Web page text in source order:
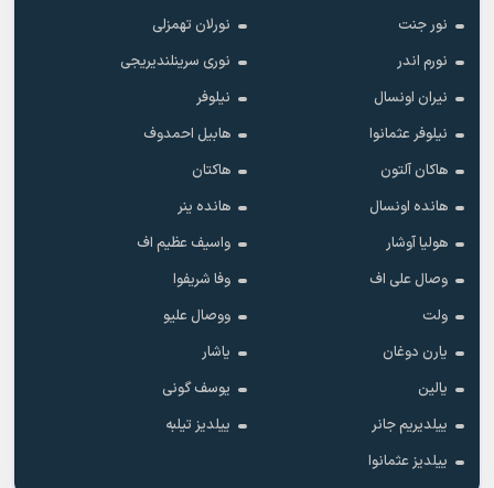
نور جنت
نورلان تهمزلی
نورم اندر
نوری سرینلندیریجی
نیران اونسال
نیلوفر
نیلوفر عثمانوا
هابیل احمدوف
هاکان آلتون
هاکتان
هانده اونسال
هانده ینر
هولیا آوشار
واسیف عظیم اف
وصال علی اف
وفا شریفوا
ولت
ووصال علیو
یارن دوغان
یاشار
یالین
یوسف گونی
ییلدیریم جانر
ییلدیز تیلبه
ییلدیز عثمانوا